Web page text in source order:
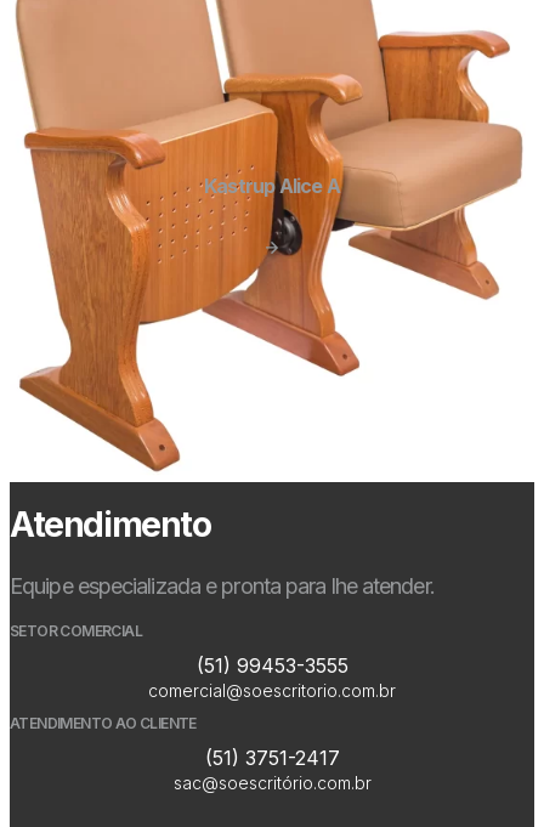
Kastrup Alice A
Atendimento
Equipe especializada e pronta para lhe atender.
SETOR COMERCIAL
(51) 99453-3555
comercial@soescritorio.com.br
ATENDIMENTO AO CLIENTE
(51) 3751-2417
sac@soescritório.com.br